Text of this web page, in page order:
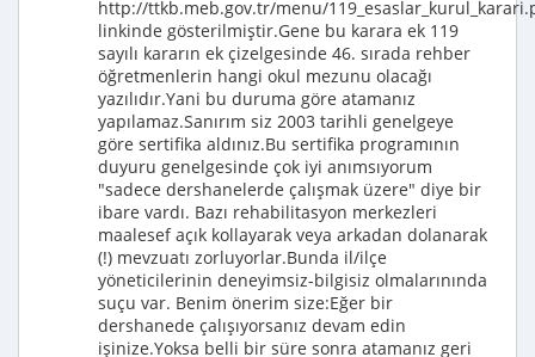
http://ttkb.meb.gov.tr/menu/
linkinde gösterilmiştir.Gene bu karara ek 119
sayılı kararın ek çizelgesinde 46. sırada rehber
öğretmenlerin hangi okul mezunu olacağı
yazılıdır.Yani bu duruma göre atamanız
yapılamaz.Sanırım siz 2003 tarihli genelgeye
göre sertifika aldınız.Bu sertifika programının
duyuru genelgesinde çok iyi anımsıyorum
"sadece dershanelerde çalışmak üzere" diye bir
ibare vardı. Bazı rehabilitasyon merkezleri
maalesef açık kollayarak veya arkadan dolanarak
(!) mevzuatı zorluyorlar.Bunda il/ilçe
yöneticilerinin deneyimsiz-bilgisiz olmalarınında
suçu var. Benim önerim size:Eğer bir
dershanede çalışıyorsanız devam edin
işinize.Yoksa belli bir süre sonra atamanız geri